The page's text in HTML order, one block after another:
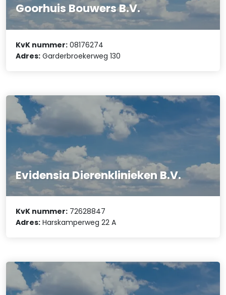
Goorhuis Bouwers B.V.
KvK nummer: 08176274
Adres: Garderbroekerweg 130
Evidensia Dierenklinieken B.V.
KvK nummer: 72628847
Adres: Harskamperweg 22 A